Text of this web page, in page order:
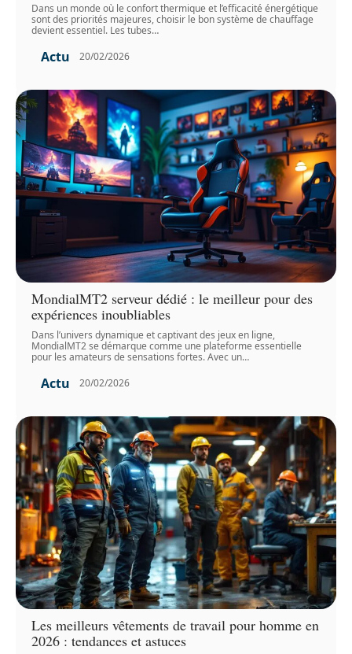
Dans un monde où le confort thermique et l’efficacité énergétique
sont des priorités majeures, choisir le bon système de chauffage
devient essentiel. Les tubes…
Actu 20/02/2026
MondialMT2 serveur dédié : le meilleur pour des
expériences inoubliables
Dans l’univers dynamique et captivant des jeux en ligne,
MondialMT2 se démarque comme une plateforme essentielle
pour les amateurs de sensations fortes. Avec un…
Actu 20/02/2026
Les meilleurs vêtements de travail pour homme en
2026 : tendances et astuces